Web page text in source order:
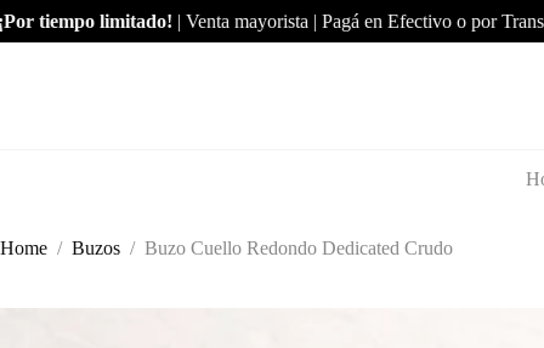
to
limitado!| Venta mayorista | Pagá en Efectivo o por
Home / Buzos / Buzo Cuello Redondo Dedicated Crudo